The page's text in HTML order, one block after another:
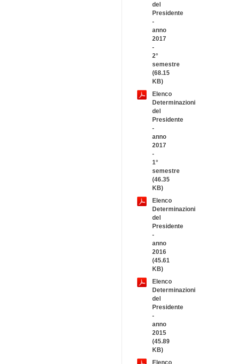
del
Presidente
-
anno
2017
-
2°
semestre
(68.15
KB)
Elenco
Determinazioni
del
Presidente
-
anno
2017
-
1°
semestre
(46.35
KB)
Elenco
Determinazioni
del
Presidente
-
anno
2016
(45.61
KB)
Elenco
Determinazioni
del
Presidente
-
anno
2015
(45.89
KB)
Elenco